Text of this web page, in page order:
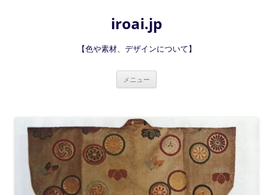
iroai.jp
【色や素材、デザインについて】
メニュー
ス
キ
ッ
プ